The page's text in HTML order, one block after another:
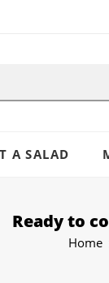
A SALAD
Ready to
Home